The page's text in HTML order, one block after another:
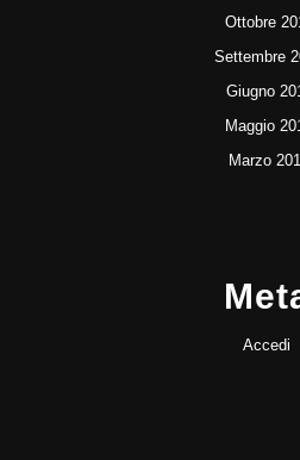
Ottobre
Settembre
Giugno
Maggio
Marzo
Accedi